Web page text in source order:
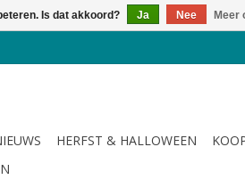
HERFST & HALLOWEEN
Is dat akkoord? Ja Nee Meer